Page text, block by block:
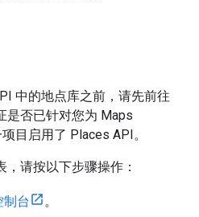
中的地点库之前，请先前往
是否已针对您为 Maps
目启用了 Places API。
请按以下步骤操作：
制台
。